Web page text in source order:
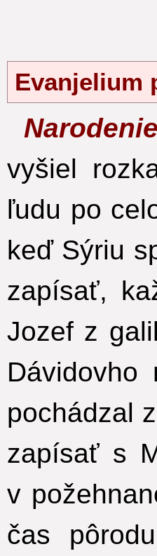
vyšiel
ľudu po
keď Sýriu
zapísať,
Jozef z
pochádzal
zapísať s
v
čas